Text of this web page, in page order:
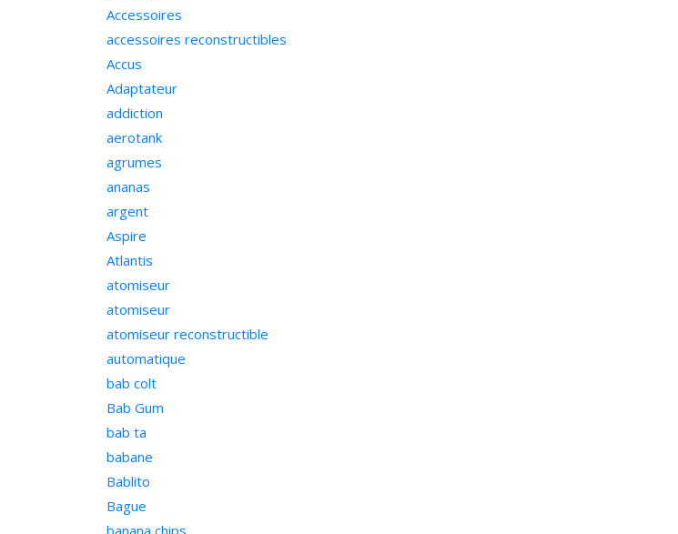
Accessoires
accessoires reconstructibles
Accus
Adaptateur
addiction
aerotank
agrumes
ananas
argent
Aspire
Atlantis
atomiseur
atomiseur
atomiseur reconstructible
automatique
bab colt
Bab Gum
bab ta
babane
Bablito
Bague
banana chips